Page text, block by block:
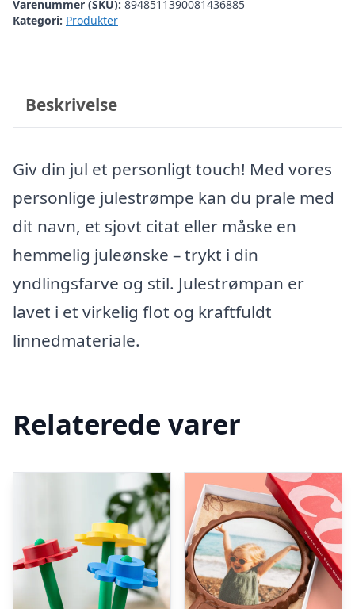
Varenummer (SKU): 8948511390081436885
Kategori: Produkter
Beskrivelse
Giv din jul et personligt touch! Med vores
personlige julestrømpe kan du prale med
dit navn, et sjovt citat eller måske en
hemmelig juleønske – trykt i din
yndlingsfarve og stil. Julestrømpan er
lavet i et virkelig flot og kraftfuldt
linnedmateriale.
Relaterede varer